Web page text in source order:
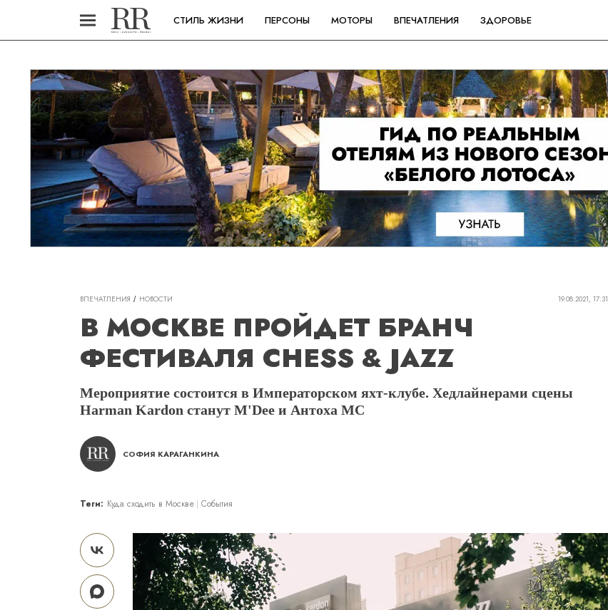
СТИЛЬ ЖИЗНИ ПЕРСОНЫ МОТОРЫ ВПЕЧАТЛЕНИЯ ЗДОРОВЬЕ
ВПЕЧАТЛЕНИЯ НОВОСТИ 19.08.2021, 17:31
В МОСКВЕ ПРОЙДЕТ БРАНЧ
ФЕСТИВАЛЯ CHESS & JAZZ
Мероприятие состоится в Императорском яхт-клубе. Хедлайнерами сцены
Harman Kardon станут M'Dee и Антоха MC
СОФИЯ КАРАГАНКИНА
Теги: Куда сходить в Москве События